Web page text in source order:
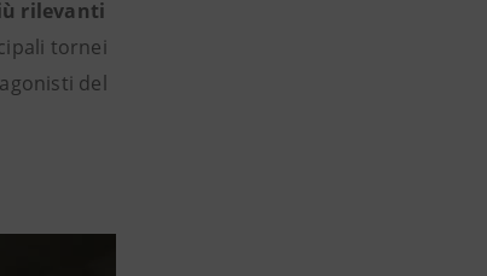
rilevanti
tornei
del